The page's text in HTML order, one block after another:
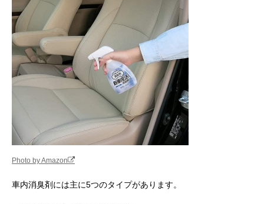
Amazonで見る
Amazonで見る
P&G ファブリーズ
クルマ イージーク
リップ 消臭成分最
高レベル フレッシ
ュシャボン 4個
消臭効果を自由に
変えられる調節ダ
イヤルを搭載
Amazonで見る
‎小林製薬 サワデー
クルマ専用 パルフ
ァムノアール
6mlx2個
香水のような上質
な香りを楽しめる
消臭芳香剤
Amazonで見る
Surluster(シュア
ラスター) ゼロバ
手軽に使えて、臭
い戻りが少ない消
消臭力 新車復活消
けでなく、空間も
Photo by Amazon
車内消臭剤には主に5つのタイプがあります。